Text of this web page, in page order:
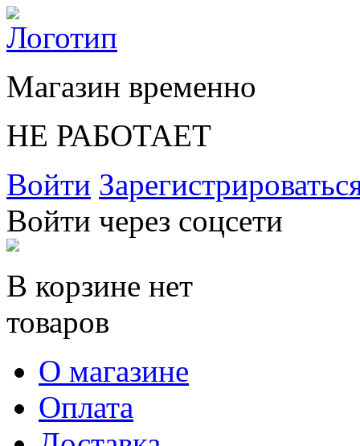
Магазин временно
НЕ РАБОТАЕТ
Войти
Войти через соцсети
В корзине нет
товаров
О магазине
Оплата